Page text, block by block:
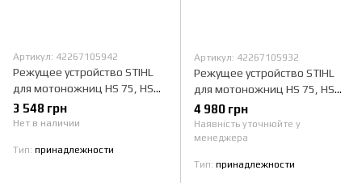
Артикул: 42267105942
Режущее устройство STIHL
для мотоножниц HS 75, HS
80 (750 мм / 30")
3 548 грн
Нет в наличии
Тип принадлежности
Артикул: 42267105932
Режущее устройство STIHL
для мотоножниц HS 75, HS
80 (500 мм / 20")
4 980 грн
Наявність уточнюйте у
менеджера
Тип принадлежности